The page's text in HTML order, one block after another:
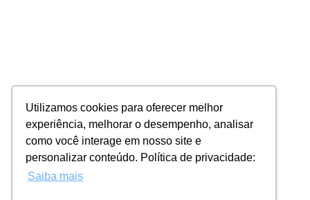
Utilizamos cookies para oferecer melhor
experiência, melhorar o desempenho, analisar
como você interage em nosso site e
personalizar conteúdo. Política de privacidade:
Saiba mais